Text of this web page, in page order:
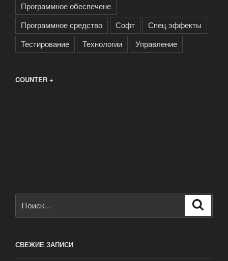
Программное обеспечене
Программное средство
Софт
Спец эффекты
Тестирование
Технологии Управление
COUNTER +
СВЕЖИЕ ЗАПИСИ